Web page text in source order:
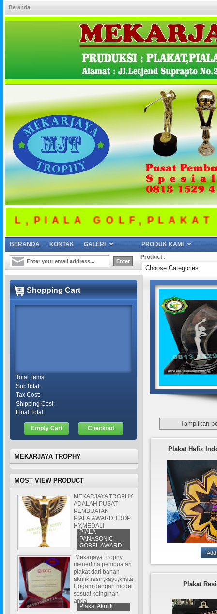
Beranda
GOLF,PLAKAT
BERANDA KONTAK GALERI
PRODUK KAMI
Product :
Tampilkan
Plakat Hafiz
mekarjaya
membuat plakat
ini adalah salah
kombinasi
Plakat
Shopping Cart
Total Items:
SubTotal:
Tax Cost:
Shipping Cost:
Final Total:
Empty Cart Checkout
MEKARJAYA TROPHY
MOST VIEW PRODUCT
PIALA
PANASONIC
GOBEL AWARD
MEKARJAYA TROPHY
ADALAH PUSAT
PEMBUATAN
PIALA,AWARD,TROP
HY,MEDALI
Plakat Akrilik
Mekarjaya Trophy
menerima pembuatan
plakat dari bahan
akrilik,resin,kayu,krista
l,logam,dengan model
sesuai keinginan
anda.